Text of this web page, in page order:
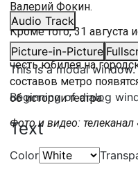
Audio Track
Picture-in-Picture
This is a modal window.
Beginning of dialog
Text
Color
Валерий Фокин.
Кроме того, 31 августа
исторической сцене
честь юбилея на
составов метро
об истории театра.
Фото и видео: телеканал